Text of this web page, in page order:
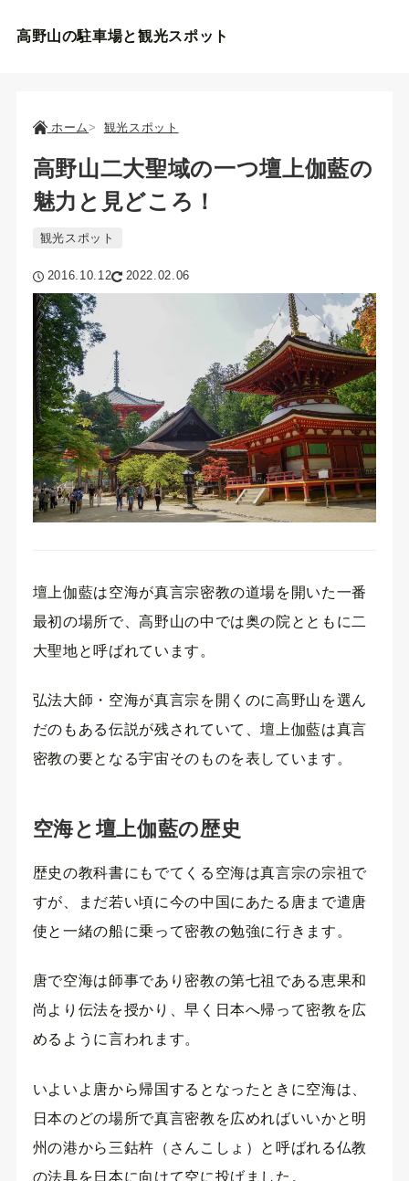
高野山の駐車場と観光スポット
ホーム 観光スポット
高野山二大聖域の一つ壇上伽藍の
魅力と見どころ！
観光スポット
2016.10.12 2022.02.06
壇上伽藍は空海が真言宗密教の道場を開いた一番
最初の場所で、高野山の中では奥の院とともに二
大聖地と呼ばれています。
弘法大師・空海が真言宗を開くのに高野山を選ん
だのもある伝説が残されていて、壇上伽藍は真言
密教の要となる宇宙そのものを表しています。
空海と壇上伽藍の歴史
歴史の教科書にもでてくる空海は真言宗の宗祖で
すが、まだ若い頃に今の中国にあたる唐まで遣唐
使と一緒の船に乗って密教の勉強に行きます。
唐で空海は師事であり密教の第七祖である恵果和
尚より伝法を授かり、早く日本へ帰って密教を広
めるように言われます。
いよいよ唐から帰国するとなったときに空海は、
日本のどの場所で真言密教を広めればいいかと明
州の港から三鈷杵（さんこしょ）と呼ばれる仏教
の法具を日本に向けて空に投げました。